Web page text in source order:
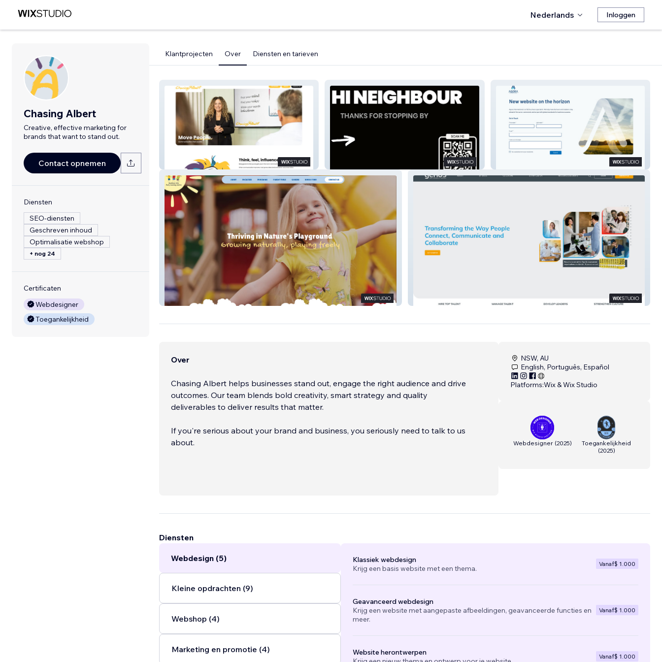
Nederlands Inloggen
Chasing Albert
Creative, effective marketing for
brands that want to stand out.
Contact opnemen
Diensten
SEO-diensten
Geschreven inhoud
Optimalisatie webshop
+ nog 24
Certificaten
Webdesigner
Toegankelijkheid
Klantprojecten Over Diensten en tarieven
Chasing Albert
Baulkham Hills Early
Over
Chasing Albert helps businesses stand out, engage the right audience and drive
outcomes. Our team blends bold creativity, smart strategy and quality
deliverables to deliver results that matter.
If you're serious about your brand and business, you seriously need to talk to us
about.
NSW, AU
English, Português, Español
Platforms:Wix & Wix Studio
Webdesigner(2025)
Toegankelijkheid
(2025)
Diensten
Webdesign (5)
Kleine opdrachten (9)
Webshop (4)
Marketing en promotie (4)
Klassiek webdesign
Krijg een basis website met een thema.
Vanaf$ 1.000
Geavanceerd webdesign
Krijg een website met aangepaste afbeeldingen, geavanceerde functies en
meer.
Vanaf$ 1.000
Website herontwerpen
Vanaf$ 1.000